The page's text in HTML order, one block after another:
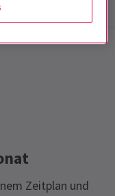
Zeitplan und